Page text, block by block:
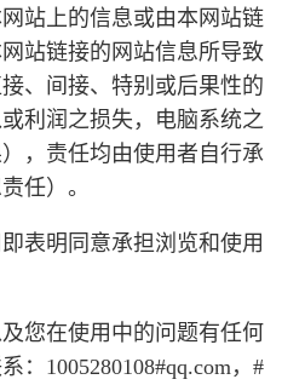
站上的信息或由本网站链
站链接的网站信息所导致
、间接、特别或后果性的
利润之损失，电脑系统之
，责任均由使用者自行承
任）。
表明同意承担浏览和使用
您在使用中的问题有任何
：1005280108#qq.com，#